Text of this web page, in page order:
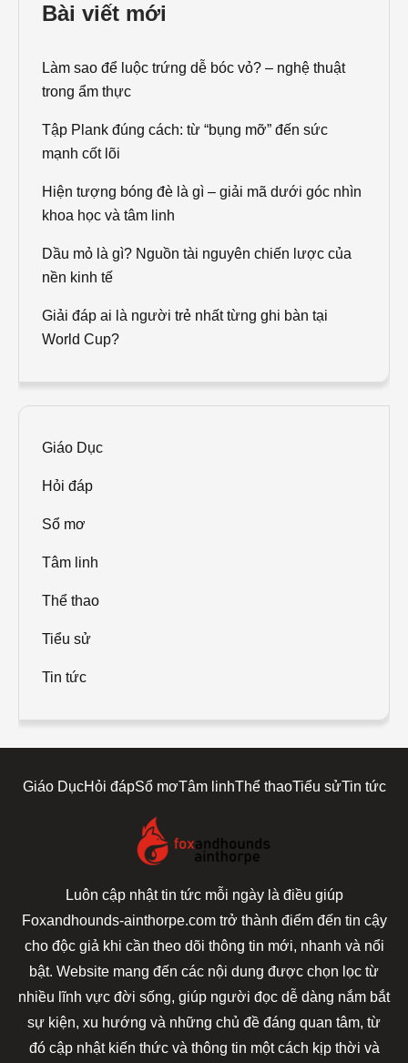
Bài viết mới
Làm sao để luộc trứng dễ bóc vỏ? – nghệ thuật
trong ẩm thực
Tập Plank đúng cách: từ “bụng mỡ” đến sức
mạnh cốt lõi
Hiện tượng bóng đè là gì – giải mã dưới góc nhìn
khoa học và tâm linh
Dầu mỏ là gì? Nguồn tài nguyên chiến lược của
nền kinh tế
Giải đáp ai là người trẻ nhất từng ghi bàn tại
World Cup?
Giáo Dục
Hỏi đáp
Sổ mơ
Tâm linh
Thể thao
Tiểu sử
Tin tức
Giáo DụcHỏi đápSổ mơTâm linhThể thaoTiểu sửTin tức
Luôn cập nhật tin tức mỗi ngày là điều giúp
Foxandhounds-ainthorpe.com trở thành điểm đến tin cậy
cho độc giả khi cần theo dõi thông tin mới, nhanh và nổi
bật. Website mang đến các nội dung được chọn lọc từ
nhiều lĩnh vực đời sống, giúp người đọc dễ dàng nắm bắt
sự kiện, xu hướng và những chủ đề đáng quan tâm, từ
đó cập nhật kiến thức và thông tin một cách kịp thời và